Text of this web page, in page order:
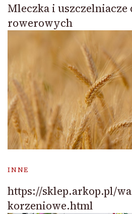
Mleczka i uszczelniacze
rowerowych
INNE
https://sklep.arkop.pl/
korzeniowe.html